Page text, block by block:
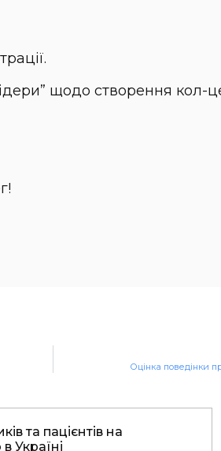
щодо створення кол-
Оцінка поведінки
та пацієнтів на
в Україні